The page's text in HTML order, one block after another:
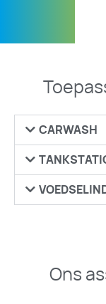
CARWASH
Ons